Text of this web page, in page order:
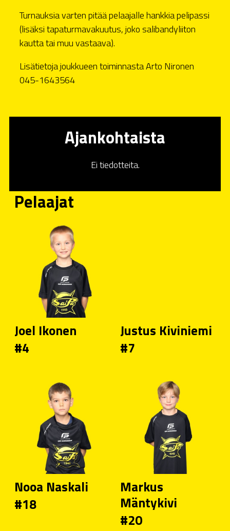
Turnauksia varten pitää pelaajalle hankkia pelipassi
(lisäksi tapaturmavakuutus, joko salibandyliiton
kautta tai muu vastaava).
Lisätietoja joukkueen toiminnasta Arto Nironen
045-1643564
Ajankohtaista
Ei tiedotteita.
Pelaajat
Joel Ikonen
#4
Justus Kiviniemi
#7
Nooa Naskali
#18
Markus
Mäntykivi
#20